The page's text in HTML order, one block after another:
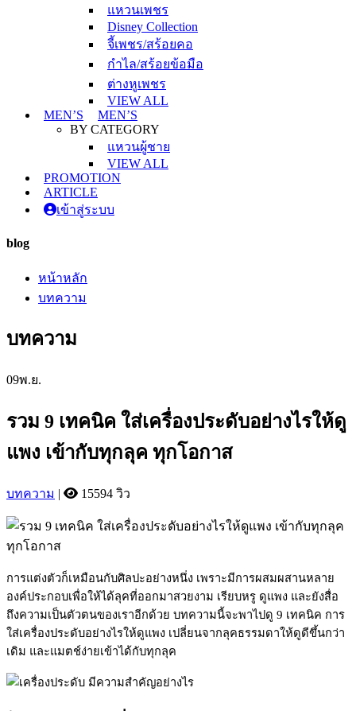
แหวนเพชร
Disney Collection
จี้เพชร/สร้อยคอ
กำไล/สร้อยข้อมือ
ต่างหูเพชร
VIEW ALL
MEN’S
MEN’S
BY CATEGORY
แหวนผู้ชาย
VIEW ALL
PROMOTION
ARTICLE
เข้าสู่ระบบ
blog
หน้าหลัก
บทความ
บทความ
09พ.ย.
รวม 9 เทคนิค ใส่เครื่องประดับอย่างไรให้ดู
แพง เข้ากับทุกลุค ทุกโอกาส
บทความ | 15594 วิว
การแต่งตัวก็เหมือนกับศิลปะอย่างหนึ่ง เพราะมีการผสมผสานหลาย
องค์ประกอบเพื่อให้ได้ลุคที่ออกมาสวยงาม เรียบหรู ดูแพง และยังสื่อ
ถึงความเป็นตัวตนของเราอีกด้วย บทความนี้จะพาไปดู 9 เทคนิค การ
ใส่เครื่องประดับอย่างไรให้ดูแพง เปลี่ยนจากลุคธรรมดาให้ดูดีขึ้นกว่า
เดิม และแมตช์ง่ายเข้าได้กับทุกลุค